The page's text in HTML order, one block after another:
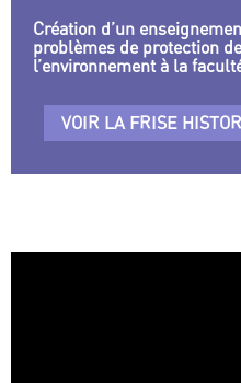
Création d’un
problèmes de protection
l’environnement à la
VOIR LA FRISE